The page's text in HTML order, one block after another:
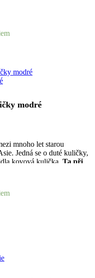
modré
mnoho let starou
Jedná se o duté kuličky,
kovová kulička. Ta při
kuličky a tím dochází k
tělem vnímána